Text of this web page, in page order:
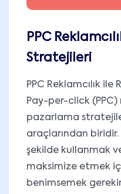
PPC
Stratejileri
PPC Reklamcılık
Pay-per-click (PPC)
pazarlama
araçlarından
şekilde kullanmak
maksimize etmek
benimsemek